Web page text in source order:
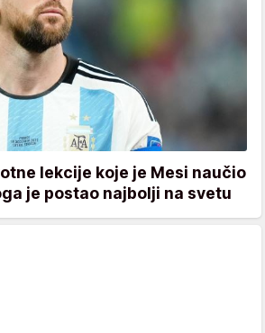
lekcije koje je Mesi naučio
je postao najbolji na svetu